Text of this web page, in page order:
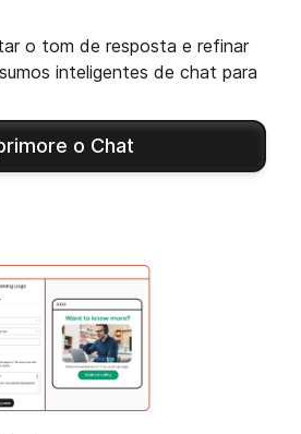
o tom de resposta e refinar
inteligentes de chat para
o Chat